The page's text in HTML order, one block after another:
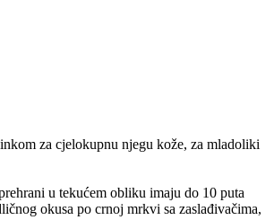
za cjelokupnu njegu kože, za mladoliki
u tekućem obliku imaju do 10 puta
okusa po crnoj mrkvi sa zaslađivačima,